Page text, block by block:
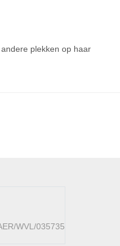
plekken op haar
WVL/035735